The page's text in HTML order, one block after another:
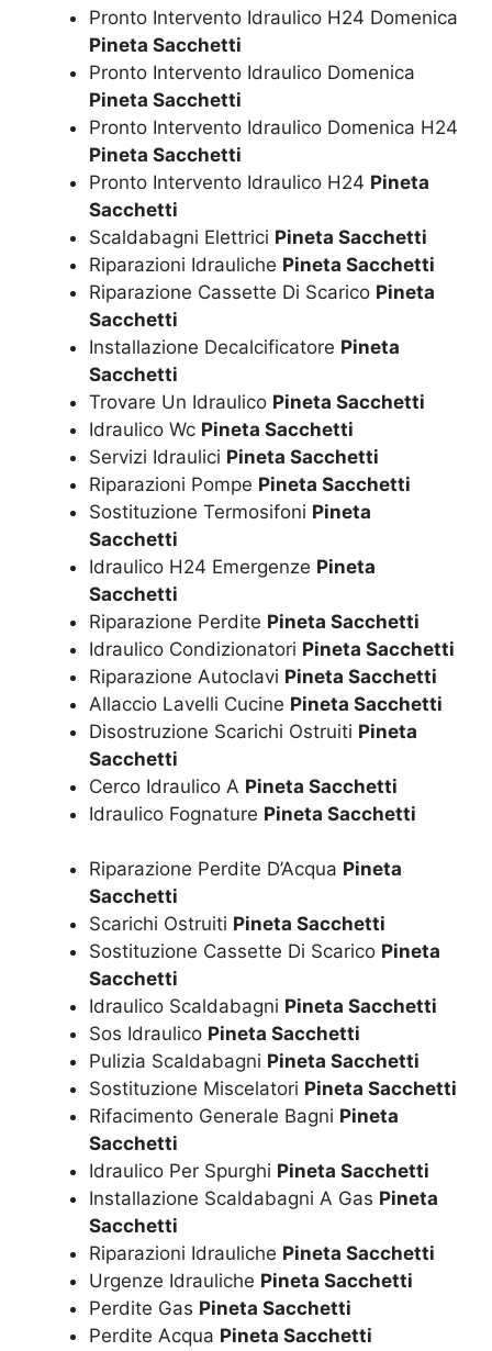
Pronto Intervento Idraulico H24 Domenica
Pineta Sacchetti
Pronto Intervento Idraulico Domenica
Pineta Sacchetti
Pronto Intervento Idraulico Domenica H24
Pineta Sacchetti
Pronto Intervento Idraulico H24 Pineta
Sacchetti
Scaldabagni Elettrici Pineta Sacchetti
Riparazioni Idrauliche Pineta Sacchetti
Riparazione Cassette Di Scarico Pineta
Sacchetti
Installazione Decalcificatore Pineta
Sacchetti
Trovare Un Idraulico Pineta Sacchetti
Idraulico Wc Pineta Sacchetti
Servizi Idraulici Pineta Sacchetti
Riparazioni Pompe Pineta Sacchetti
Sostituzione Termosifoni Pineta
Sacchetti
Idraulico H24 Emergenze Pineta
Sacchetti
Riparazione Perdite Pineta Sacchetti
Idraulico Condizionatori Pineta Sacchetti
Riparazione Autoclavi Pineta Sacchetti
Allaccio Lavelli Cucine Pineta Sacchetti
Disostruzione Scarichi Ostruiti Pineta
Sacchetti
Cerco Idraulico A Pineta Sacchetti
Idraulico Fognature Pineta Sacchetti
Riparazione Perdite D’Acqua Pineta
Sacchetti
Scarichi Ostruiti Pineta Sacchetti
Sostituzione Cassette Di Scarico Pineta
Sacchetti
Idraulico Scaldabagni Pineta Sacchetti
Sos Idraulico Pineta Sacchetti
Pulizia Scaldabagni Pineta Sacchetti
Sostituzione Miscelatori Pineta Sacchetti
Rifacimento Generale Bagni Pineta
Sacchetti
Idraulico Per Spurghi Pineta Sacchetti
Installazione Scaldabagni A Gas Pineta
Sacchetti
Riparazioni Idrauliche Pineta Sacchetti
Urgenze Idrauliche Pineta Sacchetti
Perdite Gas Pineta Sacchetti
Perdite Acqua Pineta Sacchetti